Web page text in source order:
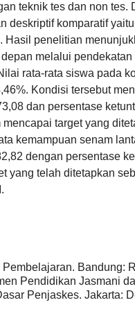
teknik tes dan non
deskriptif komparatif
Hasil penelitian
melalui
rata-rata siswa pada
Kondisi tersebut
dan persentase
target yang
kemampuan senam
dengan persentase
yang telah ditetapkan
Bandung:
Pendidikan Jasmani
Penjaskes. Jakarta: